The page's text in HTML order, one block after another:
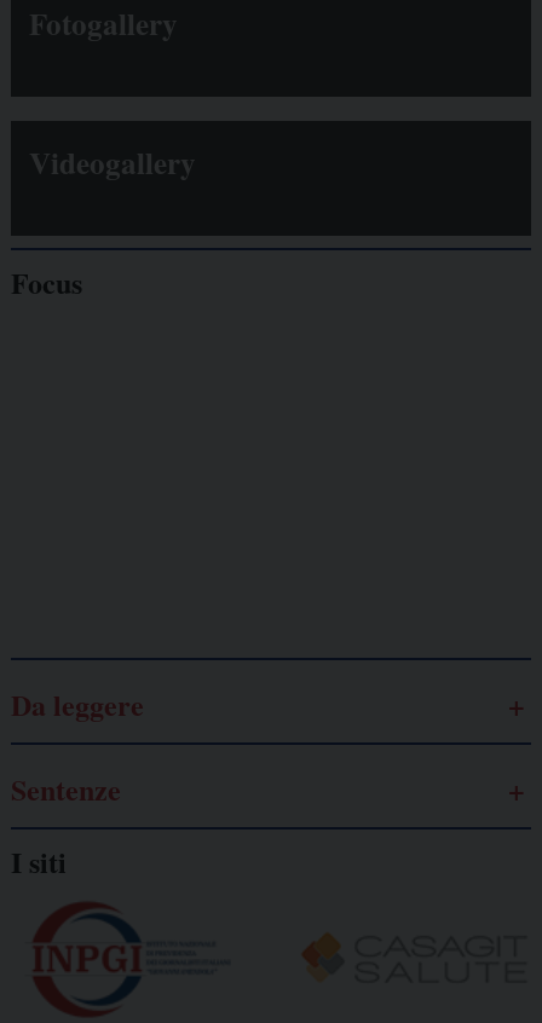
Fotogallery
Videogallery
Focus
Da leggere
Sentenze
I siti